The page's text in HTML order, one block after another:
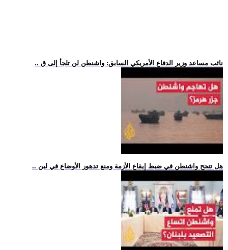
.. نائب مساعد وزير الدفاع الأمريكي السابق: واشنطن لن تلجأ إلى ق
.. هل تنجح واشنطن في ضبط إيقاع الأزمة ومنع تدهور الأوضاع في لبن